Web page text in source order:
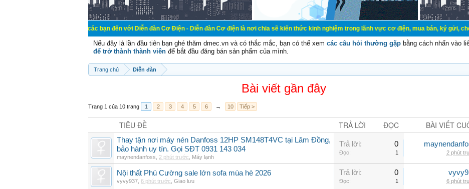
Chào mừng các bạn đến với Diễn đàn Cơ Điện - Diễn đàn Cơ điện là nơi chia sẽ kiến thức kinh nghiệm trong lãnh vực cơ điện, mua bán, ký gửi, cho thuê
Nếu đây là lần đầu tiên bạn ghé thăm dmec.vn và có thắc mắc, bạn có thể xem các câu hỏi thường gặp bằng cách nhấn vào
để trở thành thành viên để bắt đầu đăng bán sản phẩm của mình.
Trang chủ Diễn đàn
Bài viết gần đây
Trang 1 của 10 trang 1 2 3 4 5 6 → 10 Tiếp >
TIÊU ĐỀ TRẢ LỜI ĐỌC BÀI VIẾT
Thay tận nơi máy nén Danfoss 12HP SM148T4VC tại Lâm Đồng,
bảo hành uy tín. Gọi SĐT 0931 143 034
maynendanfoss 2 phút trước Máy lạnh
Trả lời: 0
Đọc: 1 2 phút
Nội thất Phú Cường sale lớn sofa mùa hè 2026
vyvy937 6 phút trước Giao lưu
Trả lời: 0
Đọc: 1 6 phút